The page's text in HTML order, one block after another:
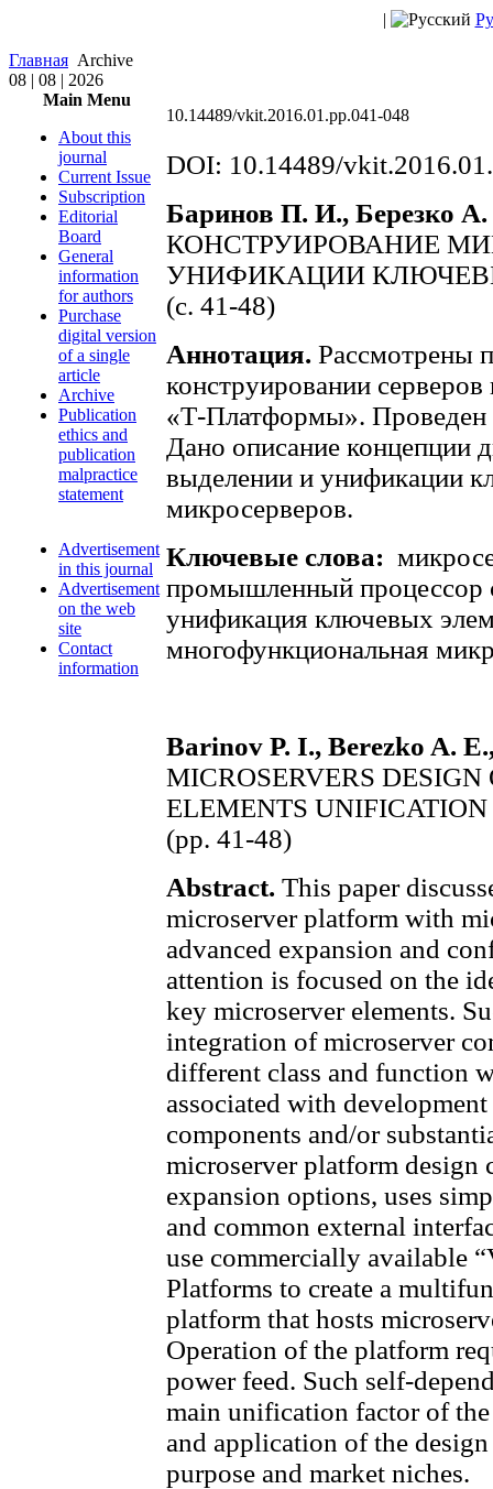
|
Главная Archive
08 | 08 | 2026
Main Menu
About this
journal
Current Issue
Subscription
Editorial
Board
General
information
for authors
Purchase
digital version
of a single
article
Archive
Publication
ethics and
publication
malpractice
statement
Advertisement
in this journal
Advertisement
on the web
site
Contact
information
10.14489/vkit.2016.01.pp.041-048
DOI: 10.14489/
Баринов П. И., Березко
КОНСТРУИРОВАНИЕ
УНИФИКАЦИИ
(c. 41-48)
Аннотация. Рассмотрены
конструировании
«Т-Платформы». Проведен
Дано описание концепции
выделении и унификации
микросерверов.
Ключевые слова:
промышленный процессор
унификация ключевых
многофункциональная
Barinov P. I., Berezko A.
MICROSERVERS
ЕLEMENTS UNIFICATION
(pp. 41-48)
Abstract. This paper
microserver platform with
advanced expansion and
attention is focused on the
key microserver elements.
integration of microserver
different class and function
associated with
components and/or
microserver platform design
expansion options, uses
and common external
use commercially available
Platforms to create a
platform that hosts
Operation of the platform
power feed. Such self-
main unification factor of
and application of the
purpose and market niches.